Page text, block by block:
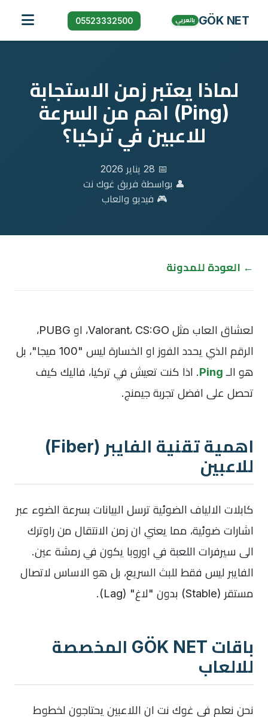
GÖK NET بالعربي
الباقات
المدونة
الاسئلة الشائعة
05523332500
لماذا يعتبر زمن الاستجابة
(Ping) اهم من السرعة
للاعبين في تركيا؟
📅 28 يناير 2026
👤 بواسطة فريق غوك نت
🎮 فيديو والعاب
← العودة للمدونة
لعشاق العاب مثل Valorant، CS:GO، او PUBG،
الرقم الذي يحدد الفوز او الخسارة ليس "100 ميجا"، بل
هو الـ Ping. اذا كنت تعيش في تركيا، فاليك كيف
تحصل على افضل تجربة جيمنج.
اهمية تقنية الفايبر (Fiber)
للاعبين
كابلات الالياف الضوئية ترسل البيانات بسرعة الضوء عبر
اشارات ضوئية، مما يعني ان زمن الانتقال من راوترك
الى سيرفرات اللعبة في اوروبا يكون في رمشة عين.
الفايبر ليس فقط للبث السريع، بل هو الاساس لاتصال
مستقر (Stable) بدون "لاغ" (Lag).
باقات GÖK NET المخصصة
للالعاب
نحن نعلم في غوك نت ان اللاعبين يحتاجون لخطوط